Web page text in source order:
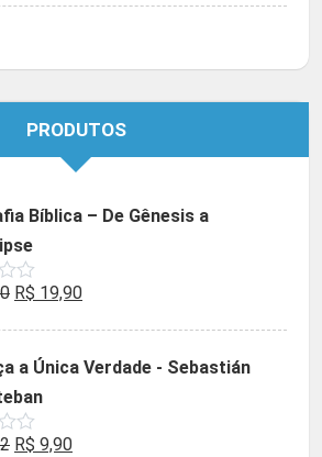
PRODUTOS
Bíblica – De Gênesis a
O
era:
R$ 35,90.
R$ 19,90O
é:
a Única Verdade - Sebastián
O
R$ 9,90O